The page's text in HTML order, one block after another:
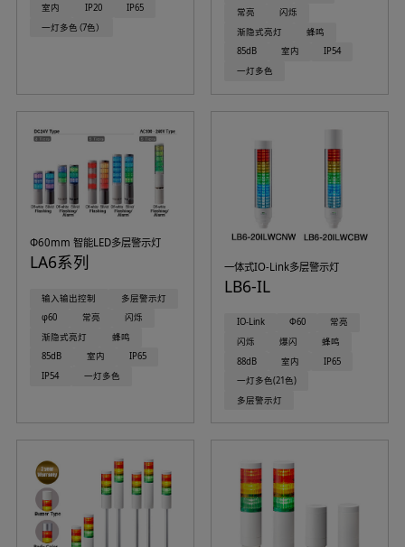
室内
IP20
IP65
一灯多色（7色）
常亮
闪烁
渐隐式亮灯
蜂鸣
85dB
室内
IP54
一灯多色
Φ60mm 智能LED多层警示灯
LA6系列
输入输出控制
多层警示灯
φ60
常亮
闪烁
渐隐式亮灯
蜂鸣
85dB
室内
IP65
IP54
一灯多色
一体式IO-Link多层警示灯
LB6-IL
IO-Link Φ60
常亮
闪烁
爆闪
蜂鸣
88dB
室内
IP65
一灯多色(21色)
多层警示灯